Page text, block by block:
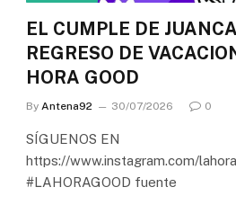
EL CUMPLE DE JUANCA |
REGRESO DE
HORA GOOD
By Antena92 30/07/2026 0
SÍGUENOS EN
https://www.instagram.com/
#LAHORAGOOD fuente